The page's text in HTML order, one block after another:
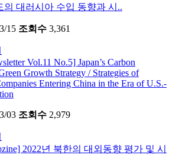
의 대러시아 수입 동향과 시..
15 조회수 3,361
Vol.11 No.5] Japan’s Carbon
Growth Strategy / Strategies of
Entering China in the Era of U.S.-
03 조회수 2,979
2022년 북한의 대외동향 평가 및 시